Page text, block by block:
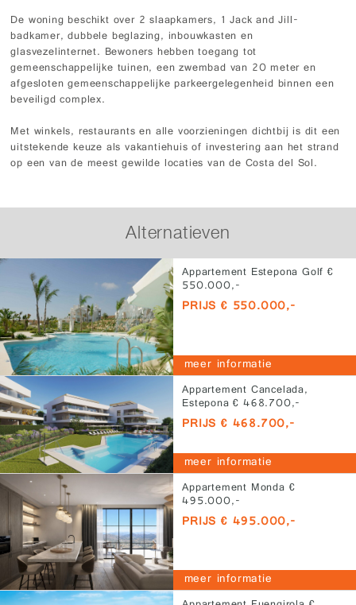
De woning beschikt over 2 slaapkamers, 1 Jack and Jill-
badkamer, dubbele beglazing, inbouwkasten en
glasvezelinternet. Bewoners hebben toegang tot
gemeenschappelijke tuinen, een zwembad van 20 meter en
afgesloten gemeenschappelijke parkeergelegenheid binnen een
beveiligd complex.
Met winkels, restaurants en alle voorzieningen dichtbij is dit een
uitstekende keuze als vakantiehuis of investering aan het strand
op een van de meest gewilde locaties van de Costa del Sol.
Alternatieven
Appartement Estepona Golf €
550.000,-
PRIJS € 550.000,-
meer informatie
Appartement Cancelada,
Estepona € 468.700,-
PRIJS € 468.700,-
meer informatie
Appartement Monda €
495.000,-
PRIJS € 495.000,-
meer informatie